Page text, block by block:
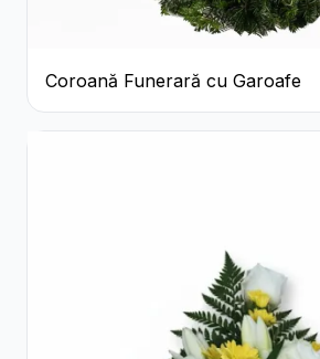
Coroană Funerară cu Garoafe